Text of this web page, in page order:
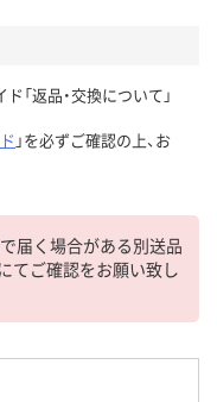
「返品・交換について」
」を必ずご確認の上、お
届く場合がある別送品
てご確認をお願い致し